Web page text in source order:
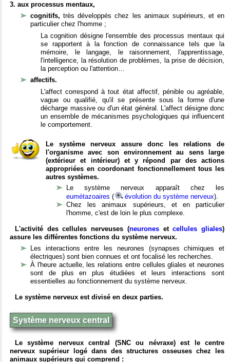
3. aux processus mentaux,
cognitifs,très développés chez les animaux supérieurs, et en
particulier chez l'homme ;
La cognition désigne l'ensemble des processus mentaux qui
se rapportent à la fonction de connaissance tels que la
mémoire, le langage, le raisonnement, l'apprentissage,
l'intelligence, la résolution de problèmes, la prise de décision,
la perception ou l'attention…
affectifs.
L'affect correspond à tout état affectif, pénible ou agréable,
vague ou qualifié, qu'il se présente sous la forme d'une
décharge massive ou d'un état général. L'affect désigne donc
un ensemble de mécanismes psychologiques qui influencent
le comportement.
Le système nerveux assure donc les relations de
l'organisme avec son environnement au sens large
(extérieur et intérieur) et y répond par des actions
appropriées en coordonant fonctionnellement tous les
autres systèmes.
Le système nerveux apparaît chez les
eumétazoaires ( évolution du système nerveux).
Chez les animaux supérieurs, et en particulier
l'homme, c'est de loin le plus complexe.
L'activité des cellules nerveuses (neuronesetcellules gliales)
assure les différentes fonctions du système nerveux.
Les interactions entre les neurones (synapses chimiques et
électriques) sont bien connues et ont focalisé les recherches.
À l'heure actuelle, les relations entre cellules gliales et neurones
sont de plus en plus étudiées et leurs interactions sont
essentielles au fonctionnement du système nerveux.
Le système nerveux est divisé en deux parties.
Système nerveux central
Le système nerveux central (SNC ou névraxe) est le centre
nerveux supérieur logé dans des structures osseuses chez les
animaux supérieurs qui comprend :